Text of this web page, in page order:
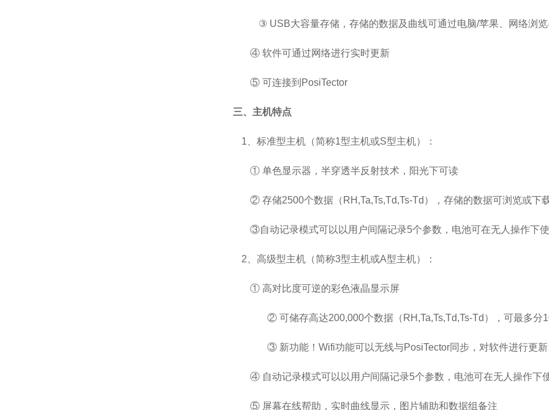
③ USB大容量存储，存储的数据及曲线可通过电脑/苹果、网络浏
④ 软件可通过网络进行实时更新
⑤ 可连接到PosiTector
三、 主机特点
1 标准型主机（简称1型主机或S型主机）：
① 单色显示器，半穿透半反射技术，阳光下可读
② 存储2500个数据（RH,Ta,Ts,Td,Ts-Td），存储的数据可浏览或下
③自动记录模式可以以用户间隔记录5个参数，电池可在无人操作下
2 高级型主机（简称3型主机或A型主机）：
① 高对比度可逆的彩色液晶显示屏
② 可储存高达200,000个数据（RH,Ta,Ts,Td,Ts-Td），可最多
③ 新功能！Wifi功能可以无线与PosiTector同步，对软件进行更
④ 自动记录模式可以以用户间隔记录5个参数，电池可在无人操作下
⑤ 屏幕在线帮助，实时曲线显示，图片辅助和数据组备注